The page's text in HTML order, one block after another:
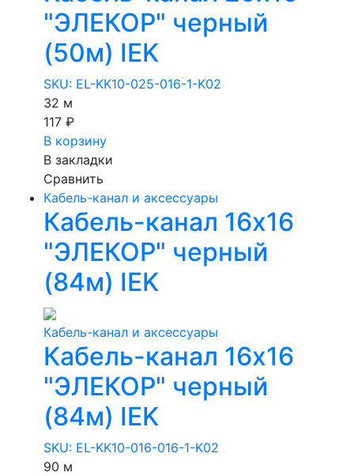
"ЭЛЕКОР" черный
(50м) IEK
SKU: EL-KK10-025-016-1-K02
32 м
117 ₽
В корзину
В закладки
Сравнить
Кабель-канал и аксессуары
Кабель-канал 16х16
"ЭЛЕКОР" черный
(84м) IEK
Кабель-канал и аксессуары
Кабель-канал 16х16
"ЭЛЕКОР" черный
(84м) IEK
SKU: EL-KK10-016-016-1-K02
90 м